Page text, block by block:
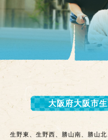
大阪府大阪市
生野東、生野西、勝山南、勝山